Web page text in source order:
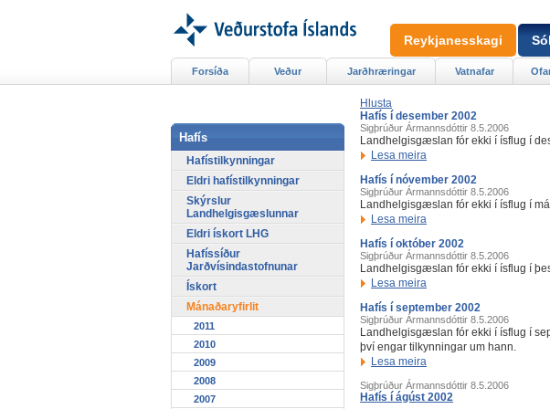
Hlusta
Hafís í desember 2002
Sigþrúður Ármannsdóttir 8.5.2006
Landhelgisgæslan fór ekki í ísflug í
Lesa meira
Hafís í nóvember 2002
Sigþrúður Ármannsdóttir 8.5.2006
Landhelgisgæslan fór ekki í ísflug í
Lesa meira
Hafís í október 2002
Sigþrúður Ármannsdóttir 8.5.2006
Landhelgisgæslan fór ekki í ísflug í
Lesa meira
Hafís í september 2002
Sigþrúður Ármannsdóttir 8.5.2006
Landhelgisgæslan fór ekki í ísflug í
því engar tilkynningar um hann.
Lesa meira
Sigþrúður Ármannsdóttir 8.5.2006
Hafís í ágúst 2002
Forsíða Veður Jarðhræringar Vatnafar
Hafís
Hafístilkynningar
Eldri hafístilkynningar
Skýrslur
Landhelgisgæslunnar
Eldri ískort LHG
Hafíssíður
Jarðvísindastofnunar
Ískort
Mánaðaryfirlit
2011
2010
2009
2008
2007
Reykjanesskagi